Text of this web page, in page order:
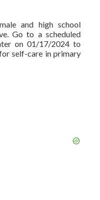
and high school
Go to a scheduled
on 01/17/2024 to
self-care in primary